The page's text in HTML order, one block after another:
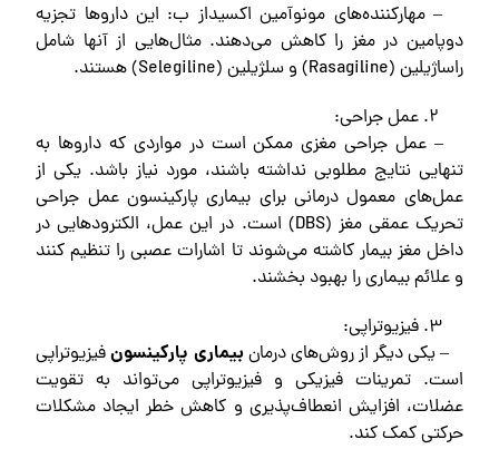
– مهارکننده‌های مونوآمین اکسیداز ب: این داروها تجزیه
دوپامین در مغز را کاهش می‌دهند. مثال‌هایی از آنها شامل
راساژیلین (Rasagiline) و سلژیلین (Selegiline) هستند.
عمل جراحی:
– عمل جراحی مغزی ممکن است در مواردی که داروها به
تنهایی نتایج مطلوبی نداشته باشند، مورد نیاز باشد. یکی از
عمل‌های معمول درمانی برای بیماری پارکینسون عمل جراحی
تحریک عمقی مغز (DBS) است. در این عمل، الکترودهایی در
داخل مغز بیمار کاشته می‌شوند تا اشارات عصبی را تنظیم کنند
و علائم بیماری را بهبود بخشند.
فیزیوتراپی:
– یکی دیگر از روش‌های درمانبیماری پارکینسونفیزیوتراپی
است. تمرینات فیزیکی و فیزیوتراپی می‌تواند به تقویت
عضلات، افزایش انعطاف‌پذیری و کاهش خطر ایجاد مشکلات
حرکتی کمک کند.